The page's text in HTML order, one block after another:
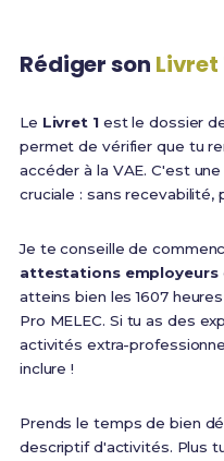
Rédiger son Livret
Le Livret 1est le dossier
permet de vérifier que tu
accéder à la VAE. C'est
cruciale : sans recevabilité,
Je te conseille de
attestations employeurs
atteins bien les 1607
Pro MELEC. Si tu as des
activités extra-
inclure !
Prends le temps de bien
descriptif d'activités. Plus